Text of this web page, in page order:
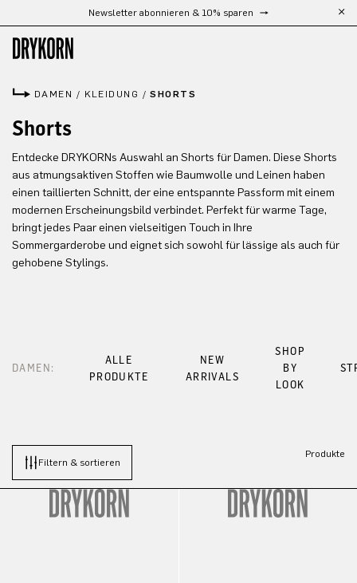
Zum Hauptinhalt springenNewsletter abonnieren & 10% sparen
DAMEN / KLEIDUNG /SHORTS
Shorts
Entdecke DRYKORNs Auswahl an Shorts für Damen. Diese Shorts
aus atmungsaktiven Stoffen wie Baumwolle und Leinen haben
einen taillierten Schnitt, der eine entspannte Passform mit einem
modernen Erscheinungsbild verbindet. Perfekt für warme Tage,
bringt jedes Paar einen vielseitigen Touch in Ihre
Sommergarderobe und eignet sich sowohl für lässige als auch für
gehobene Stylings.
DAMEN:
ALLE
PRODUKTE
NEW
ARRIVALS
SHOP
BY
LOOK
Filtern & sortieren
Produkte